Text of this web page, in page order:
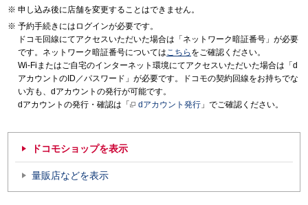
申し込み後に店舗を変更することはできません。
予約手続きにはログインが必要です。
ドコモ回線にてアクセスいただいた場合は「ネットワーク暗証番号」が必要
です。ネットワーク暗証番号についてはこちら をご確認ください。
Wi-Fiまたはご自宅のインターネット環境にてアクセスいただいた場合は「d
アカウントのID／パスワード」が必要です。ドコモの契約回線をお持ちでな
い方も、dアカウントの発行が可能です。
dアカウントの発行・確認は「
dアカウント発行 」でご確認ください。
ドコモショップを表示
量販店などを表示